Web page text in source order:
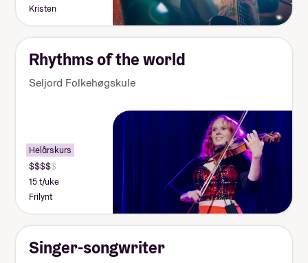
Kristen
Rhythms of the world
Seljord Folkehøgskule
Helårskurs
15 t/uke
Frilynt
Singer-songwriter